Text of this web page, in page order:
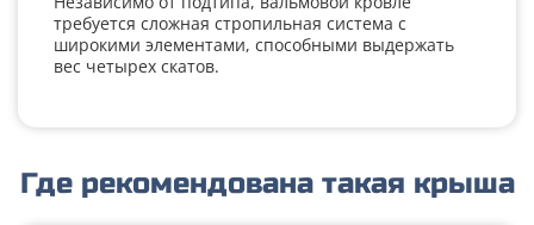
требуется сложная стропильная система с
широкими элементами, способными выдержать
вес четырех скатов.
Где рекомендована такая крыша